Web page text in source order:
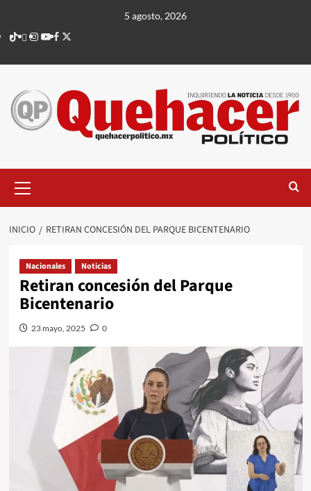
contenido
5 agosto, 2026
TikTok
threads
Instagram
Youtube
Facebook
X
principal
INICIO RETIRAN CONCESIÓN DEL PARQUE BICENTENARIO
Nacionales Noticias
Retiran concesión del Parque
Bicentenario
23 mayo, 2025 0